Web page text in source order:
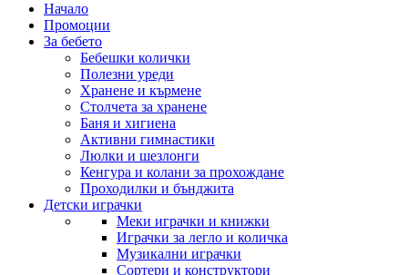
Начало
Промоции
За бебето
Бебешки колички
Полезни уреди
Хранене и кърмене
Столчета за хранене
Баня и хигиена
Активни гимнастики
Люлки и шезлонги
Кенгура и колани за прохождане
Проходилки и бънджита
Детски играчки
Меки играчки и книжки
Играчки за легло и количка
Музикални играчки
Сортери и конструктори